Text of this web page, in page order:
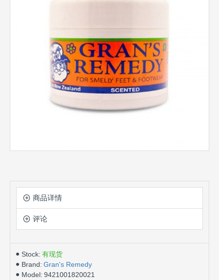
商品详情
评论
Stock: 有现货
Brand: Gran's Remedy
Model: 9421001820021